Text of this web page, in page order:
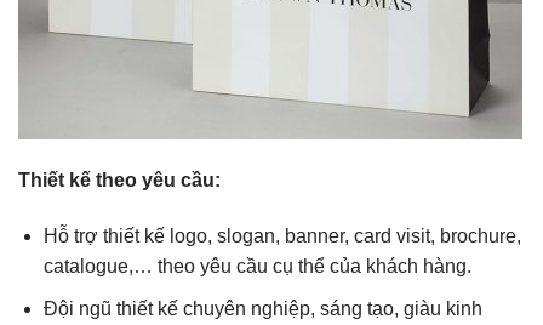
Thiết kế theo yêu cầu:
Hỗ trợ thiết kế logo, slogan, banner, card visit, brochure,
catalogue,… theo yêu cầu cụ thể của khách hàng.
Đội ngũ thiết kế chuyên nghiệp, sáng tạo, giàu kinh